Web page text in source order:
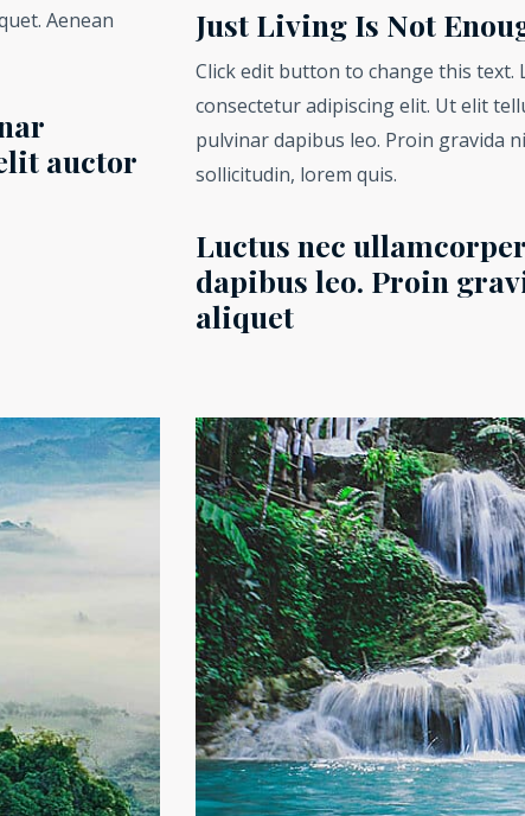
Aenean
auctor
Just Living Is Not
Click edit button to change this text.
consectetur adipiscing elit. Ut elit
pulvinar dapibus leo. Proin gravida
sollicitudin, lorem quis.
Luctus nec
dapibus leo. Proin
aliquet